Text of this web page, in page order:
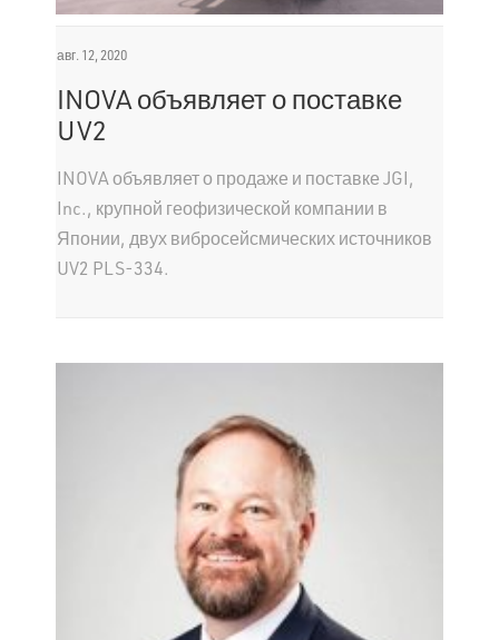
авг. 12, 2020
INOVA объявляет о поставке
UV2
INOVA объявляет о продаже и поставке JGI,
Inc., крупной геофизической компании в
Японии, двух вибросейсмических источников
UV2 PLS-334.